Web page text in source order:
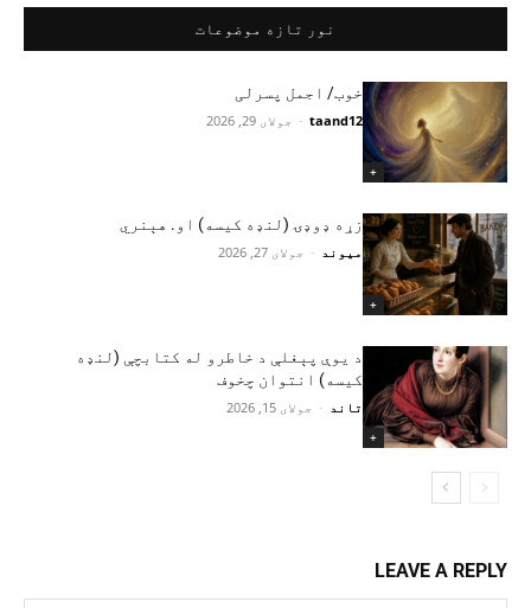
نور تازه موضوعات
+
خوب/ اجمل پسرلی
taand12
- جولای 29, 2026
+
زړه ډوډۍ (لنډه کیسه) او. هېنري
میوند - جولای 27, 2026
+
د یوې پېغلې د خاطرو له کتابچې (لنډه
کیسه) انتوان چخوف
تاند - جولای 15, 2026
LEAVE A REPLY